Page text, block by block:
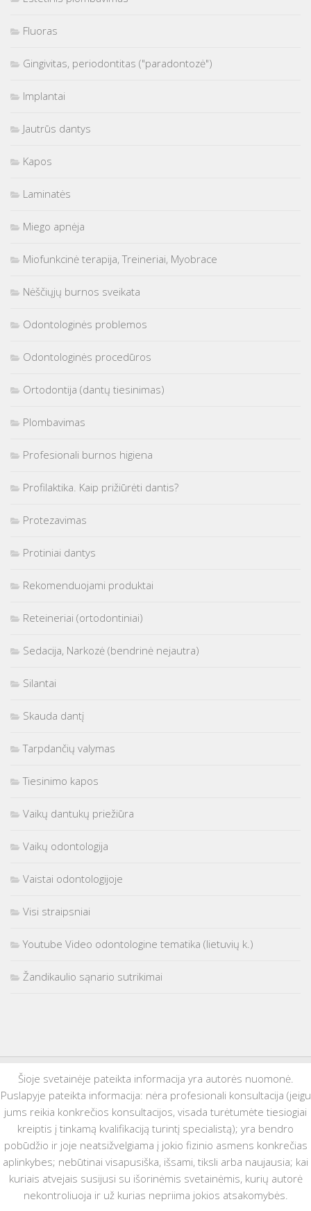
Fluoras
Gingivitas, periodontitas ("paradontozė")
Implantai
Jautrūs dantys
Kapos
Laminatės
Miego apnėja
Miofunkcinė terapija, Treineriai, Myobrace
Nėščiųjų burnos sveikata
Odontologinės problemos
Odontologinės procedūros
Ortodontija (dantų tiesinimas)
Plombavimas
Profesionali burnos higiena
Profilaktika. Kaip prižiūrėti dantis?
Protezavimas
Protiniai dantys
Rekomenduojami produktai
Reteineriai (ortodontiniai)
Sedacija, Narkozė (bendrinė nejautra)
Silantai
Skauda dantį
Tarpdančių valymas
Tiesinimo kapos
Vaikų dantukų priežiūra
Vaikų odontologija
Vaistai odontologijoje
Visi straipsniai
Youtube Video odontologine tematika (lietuvių k.)
Žandikaulio sąnario sutrikimai
Šioje svetainėje pateikta informacija yra autorės nuomonė.
Puslapyje pateikta informacija: nėra profesionali konsultacija (jeigu
jums reikia konkrečios konsultacijos, visada turėtumėte tiesiogiai
kreiptis į tinkamą kvalifikaciją turintį specialistą); yra bendro
pobūdžio ir joje neatsižvelgiama į jokio fizinio asmens konkrečias
aplinkybes; nebūtinai visapusiška, išsami, tiksli arba naujausia; kai
kuriais atvejais susijusi su išorinėmis svetainėmis, kurių autorė
nekontroliuoja ir už kurias nepriima jokios atsakomybės.